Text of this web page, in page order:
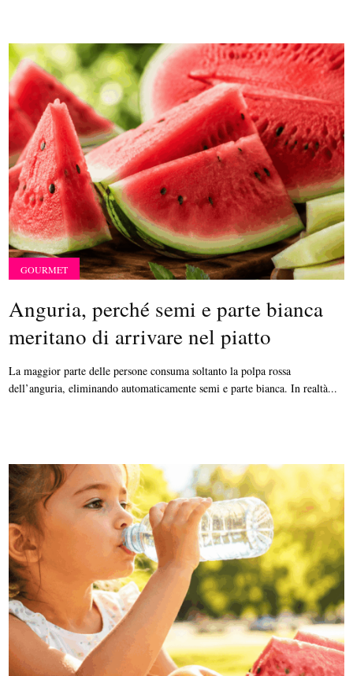
GOURMET
Anguria, perché semi e parte bianca
meritano di arrivare nel piatto
La maggior parte delle persone consuma soltanto la polpa rossa
dell’anguria, eliminando automaticamente semi e parte bianca. In realtà...